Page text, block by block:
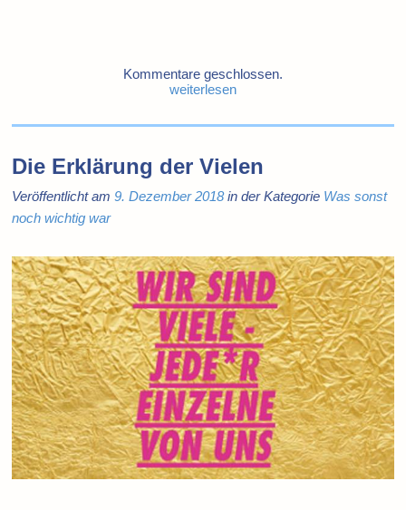
Kommentare geschlossen.
weiterlesen
Die Erklärung der Vielen
Veröffentlicht am9. Dezember 2018in der Kategorie Was sonst
noch wichtig war